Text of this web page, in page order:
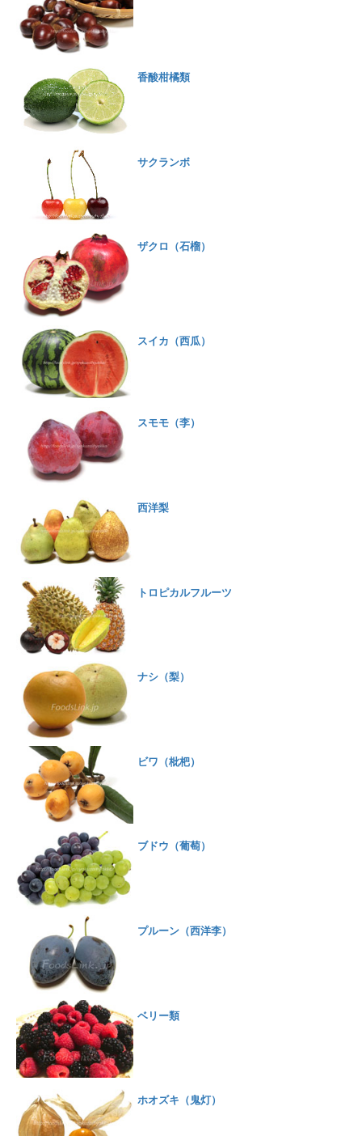
香酸柑橘類
サクランボ
ザクロ（石榴）
スイカ（西瓜）
スモモ（李）
西洋梨
トロピカルフルーツ
ナシ（梨）
ビワ（枇杷）
ブドウ（葡萄）
プルーン（西洋李）
ベリー類
ホオズキ（鬼灯）